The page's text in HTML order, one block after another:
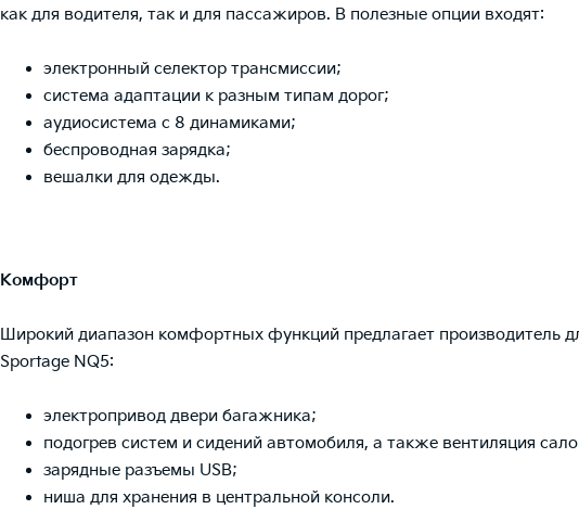
как для водителя, так и для пассажиров. В полезные опции входят:
электронный селектор трансмиссии;
система адаптации к разным типам дорог;
аудиосистема с 8 динамиками;
беспроводная зарядка;
вешалки для одежды.
Комфорт
Широкий диапазон комфортных функций предлагает производитель
Sportage NQ5:
электропривод двери багажника;
подогрев систем и сидений автомобиля, а также вентиляция
зарядные разъемы USB;
ниша для хранения в центральной консоли.